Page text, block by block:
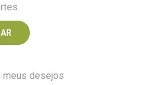
meus desejos